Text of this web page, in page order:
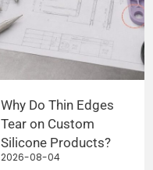
Why Do Thin Edges
Tear on Custom
Silicone Products?
2026-08-04